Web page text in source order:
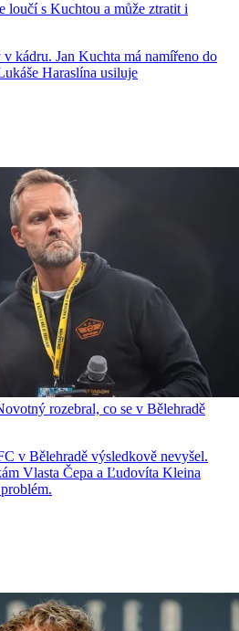
loučí s Kuchtou a může ztratit i
kádru. Jan Kuchta má namířeno do
Haraslína usiluje
rozebral, co se v Bělehradě
v Bělehradě výsledkově nevyšel.
Vlasta Čepa a Ľudovíta Kleina